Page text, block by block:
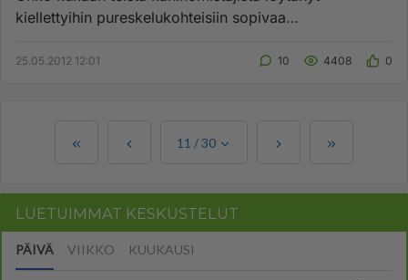
kiellettyihin pureskelukohteisiin sopivaa
25.05.2012 12:01 10 4408 0
11 /30
LUETUIMMAT KESKUSTELUT
PÄIVÄ VIIKKO KUUKAUSI